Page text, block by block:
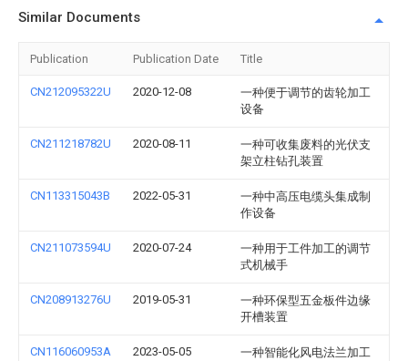
Similar Documents
Publication Publication Date Title
CN212095322U 2020-12-08
一种便于调节的齿轮加工
设备
CN211218782U 2020-08-11
一种可收集废料的光伏支
架立柱钻孔装置
CN113315043B 2022-05-31
一种中高压电缆头集成制
作设备
CN211073594U 2020-07-24
一种用于工件加工的调节
式机械手
CN208913276U 2019-05-31
一种环保型五金板件边缘
开槽装置
CN116060953A 2023-05-05
一种智能化风电法兰加工